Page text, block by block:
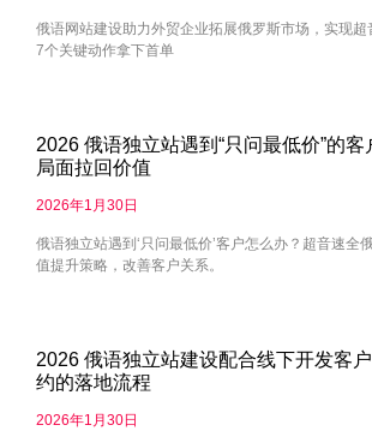
俄语网站建设助力外贸企业拓展俄罗斯市场，实现超
7个关键动作拿下首单
2026 俄语独立站遇到“只问最低价”的
局面拉回价值
2026年1月30日
俄语独立站遇到‘只问最低价’客户怎么办？超音速全
值提升策略，改善客户关系。
2026 俄语独立站建设配合线下开发客
约的落地流程
2026年1月30日